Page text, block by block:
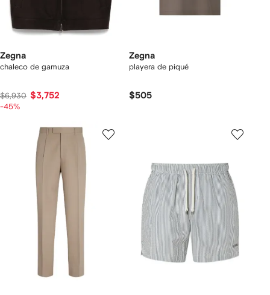
Zegna
chaleco de gamuza
$6,930 $3,752
-45%
Zegna
playera de piqué
$505